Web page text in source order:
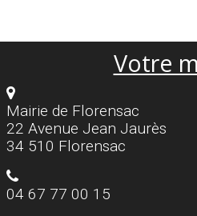
Votre
Mairie de Florensac
22 Avenue Jean Jaurès
34 510 Florensac
04 67 77 00 15